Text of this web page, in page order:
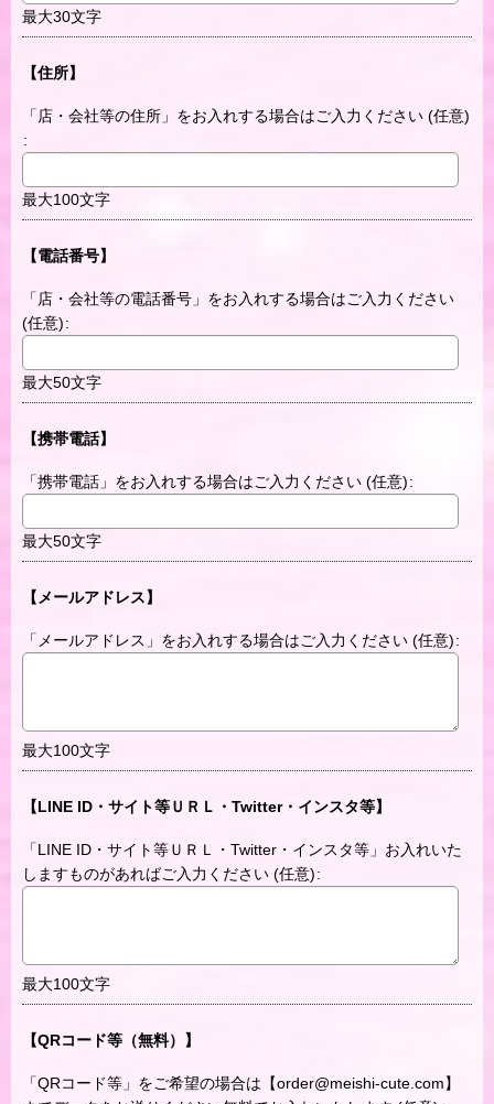
最大30文字
【住所】
「店・会社等の住所」をお入れする場合はご入力ください (任意)
:
最大100文字
【電話番号】
「店・会社等の電話番号」をお入れする場合はご入力ください
(任意):
最大50文字
【携帯電話】
「携帯電話」をお入れする場合はご入力ください (任意):
最大50文字
【メールアドレス】
「メールアドレス」をお入れする場合はご入力ください (任意):
最大100文字
【LINE ID・サイト等ＵＲＬ・Twitter・インスタ等】
「LINE ID・サイト等ＵＲＬ・Twitter・インスタ等」お入れいた
しますものがあればご入力ください (任意):
最大100文字
【QRコード等（無料）】
「QRコード等」をご希望の場合は【order@meishi-cute.com】